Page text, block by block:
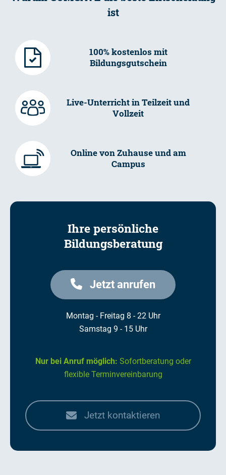
ist
100% kostenlos mit
Bildungsgutschein
Live-Unterricht in Teilzeit und
Vollzeit
Online von Zuhause und am
Campus
Ihre persönliche
Bildungsberatung
Jetzt anrufen
Montag - Freitag 8 - 22 Uhr
Samstag 9 - 15 Uhr
Nur bei Anruf möglich: Sofortberatung oder
flexible Terminvereinbarung
Jetzt kontaktieren